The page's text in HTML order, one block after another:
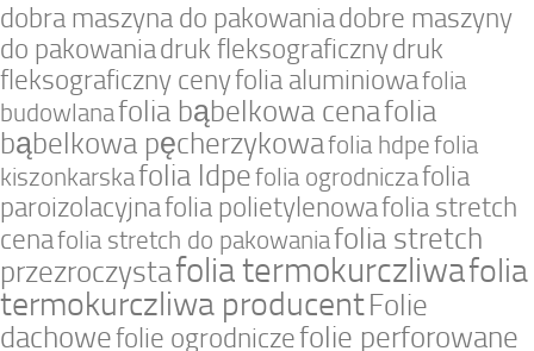
dobra maszyna do pakowaniadobre maszyny
do pakowaniadruk fleksograficznydruk
fleksograficzny cenyfolia aluminiowafolia
budowlanafolia bąbelkowa cenafolia
bąbelkowa pęcherzykowafolia hdpefolia
kiszonkarskafolia ldpefolia ogrodniczafolia
paroizolacyjnafolia polietylenowafolia stretch
cenafolia stretch do pakowaniafolia stretch
przezroczystafolia termokurczliwafolia
termokurczliwa producentFolie
dachowefolie ogrodniczefolie perforowane